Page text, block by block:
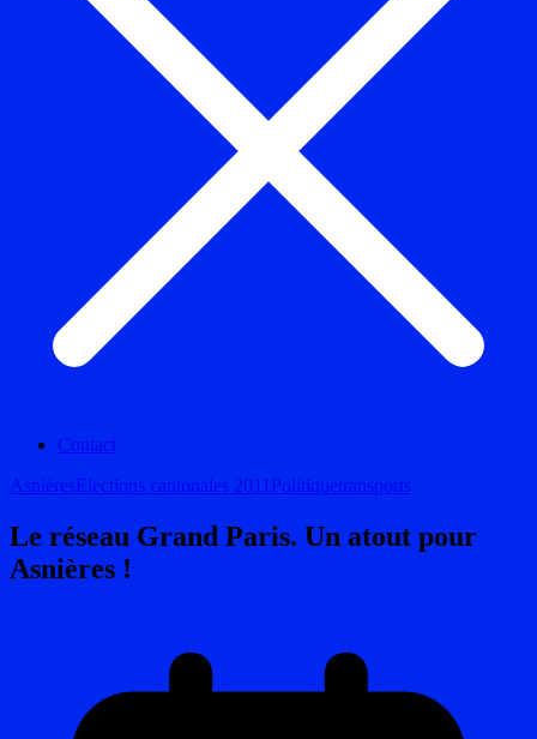
Contact
AsnièresElections cantonales 2011 Politiquetransports
Le réseau Grand Paris. Un atout pour
Asnières !